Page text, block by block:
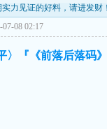
力见证的好料，请进发财
08 02:17
〉『《前落后落码